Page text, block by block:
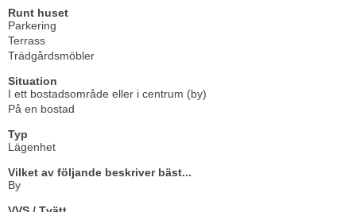
Runt huset
Parkering
Terrass
Trädgårdsmöbler
Situation
I ett bostadsområde eller i centrum (by)
På en bostad
Typ
Lägenhet
Vilket av följande beskriver bäst...
By